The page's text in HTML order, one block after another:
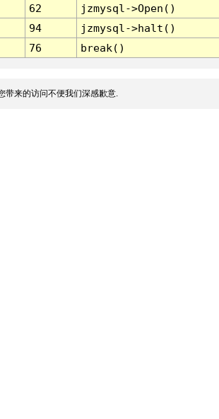
62
jzmysql->Open()
94
jzmysql->halt()
76 break()
带来的访问不便我们深感歉意.